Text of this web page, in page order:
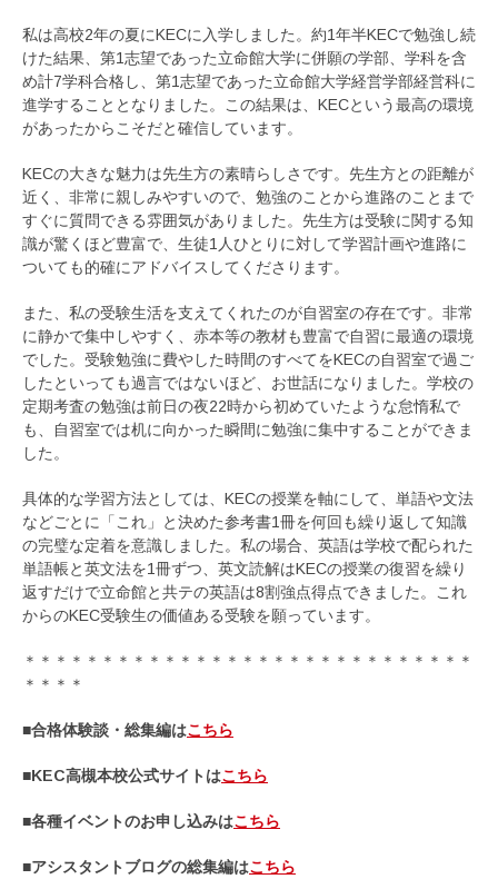
私は高校2年の夏にKECに入学しました。約1年半KECで勉強し続
けた結果、第1志望であった立命館大学に併願の学部、学科を含
め計7学科合格し、第1志望であった立命館大学経営学部経営科に
進学することとなりました。この結果は、KECという最高の環境
があったからこそだと確信しています。
KECの大きな魅力は先生方の素晴らしさです。先生方との距離が
近く、非常に親しみやすいので、勉強のことから進路のことまで
すぐに質問できる雰囲気がありました。先生方は受験に関する知
識が驚くほど豊富で、生徒1人ひとりに対して学習計画や進路に
ついても的確にアドバイスしてくださります。
また、私の受験生活を支えてくれたのが自習室の存在です。非常
に静かで集中しやすく、赤本等の教材も豊富で自習に最適の環境
でした。受験勉強に費やした時間のすべてをKECの自習室で過ご
したといっても過言ではないほど、お世話になりました。学校の
定期考査の勉強は前日の夜22時から初めていたような怠惰私で
も、自習室では机に向かった瞬間に勉強に集中することができま
した。
具体的な学習方法としては、KECの授業を軸にして、単語や文法
などごとに「これ」と決めた参考書1冊を何回も繰り返して知識
の完璧な定着を意識しました。私の場合、英語は学校で配られた
単語帳と英文法を1冊ずつ、英文読解はKECの授業の復習を繰り
返すだけで立命館と共テの英語は8割強点得点できました。これ
からのKEC受験生の価値ある受験を願っています。
＊＊＊＊＊＊＊＊＊＊＊＊＊＊＊＊＊＊＊＊＊＊＊＊＊＊＊＊＊
＊＊＊＊
■合格体験談・総集編はこちら
■KEC高槻本校公式サイトはこちら
■各種イベントのお申し込みはこちら
■アシスタントブログの総集編はこちら